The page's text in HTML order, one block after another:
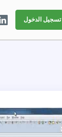
تسجيل الدخول